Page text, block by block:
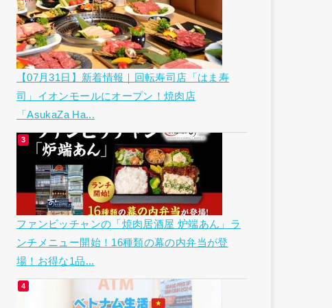
【07月31日】新着情報｜回転寿司店「はま寿
司」イオンモールにオープン！焼肉店
「AsukaZa Ha...
ファンビッチャンの「焼肉居酒屋 炉端あん」ラ
ンチメニュー開始！16種類の幕の内弁当が登
場！お得な1品...